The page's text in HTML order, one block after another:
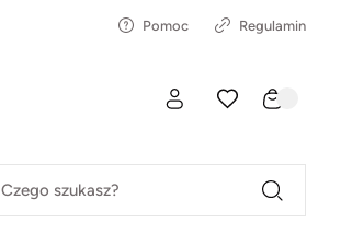
Pomoc Regulamin
Czego szukasz?